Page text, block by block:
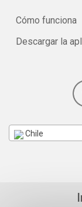
Cómo funciona
Descargar la
Chile